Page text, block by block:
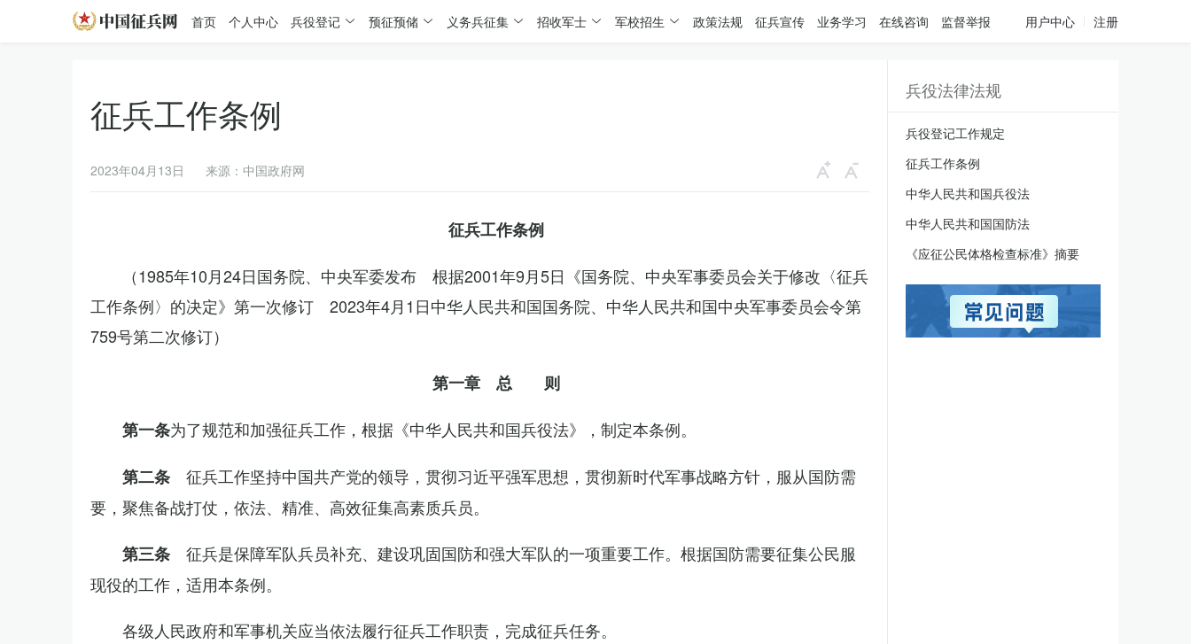
首页 个人中心 兵役登记 预征预储 义务兵征集 招收军士 军校招生 政策法规 征兵宣传 业务学习 在线咨询 监督举报 用户中心 注册
征兵工作条例
2023年04月13日 来源：中国政府网
征兵工作条例
（1985年10月24日国务院、中央军委发布 根据2001年9月5日《国务院、中央军事委员会关于修改〈征兵
工作条例〉的决定》第一次修订 2023年4月1日中华人民共和国国务院、中华人民共和国中央军事委员会令第
759号第二次修订）
第一章 总 则
第一条为了规范和加强征兵工作，根据《中华人民共和国兵役法》，制定本条例。
第二条 征兵工作坚持中国共产党的领导，贯彻习近平强军思想，贯彻新时代军事战略方针，服从国防需
要，聚焦备战打仗，依法、精准、高效征集高素质兵员。
第三条 征兵是保障军队兵员补充、建设巩固国防和强大军队的一项重要工作。根据国防需要征集公民服
现役的工作，适用本条例。
各级人民政府和军事机关应当依法履行征兵工作职责，完成征兵任务。
兵役法律法规
兵役登记工作规定
征兵工作条例
中华人民共和国兵役法
中华人民共和国国防法
《应征公民体格检查标准》摘要